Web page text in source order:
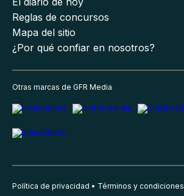
Reglas de concursos
Mapa del sitio
¿Por qué confiar en nosotros?
Otras marcas de GFR Media
Política de privacidad Términos y condiciones